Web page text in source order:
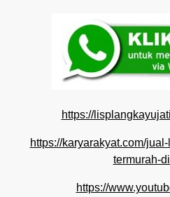
https://
https://karyarakyat.com/
termurah-
https://